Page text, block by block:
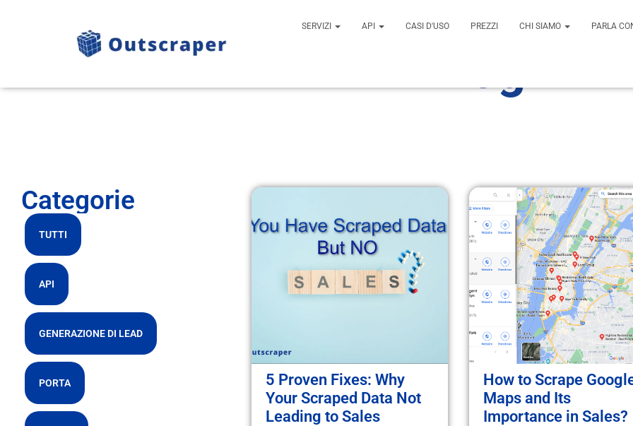
SERVIZI API CASI D'USO PREZZI CHI SIAMO PARLA
Categorie
TUTTI
API
GENERAZIONE DI LEAD
PORTA
5 Proven Fixes: Why
Your Scraped Data Not
Leading to Sales
How to Scrape
Maps and Its
Importance in Sales?